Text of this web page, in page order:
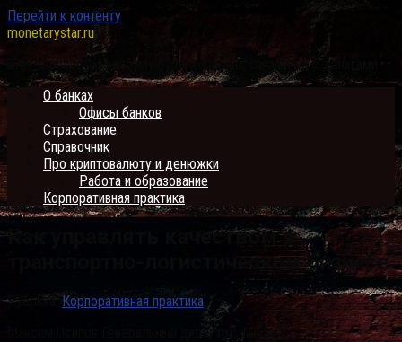
Перейти к контенту
monetarystar.ru
Блог о вопросах напрямую или косвенно связанных с деньгами
О банках
Офисы банков
Страхование
Справочник
Про криптовалюту и денюжки
Работа и образование
Корпоративная практика
Как управлять качеством в
транспортно-логистическом бизнесе
Рубрика:
Корпоративная практика
Максим Осипов Генеральный директор, Москва